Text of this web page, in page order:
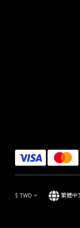
$ TWD 繁體中